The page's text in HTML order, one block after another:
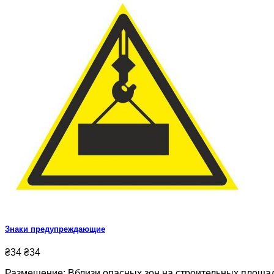
Знаки предупреждающие
₴34 ₴34